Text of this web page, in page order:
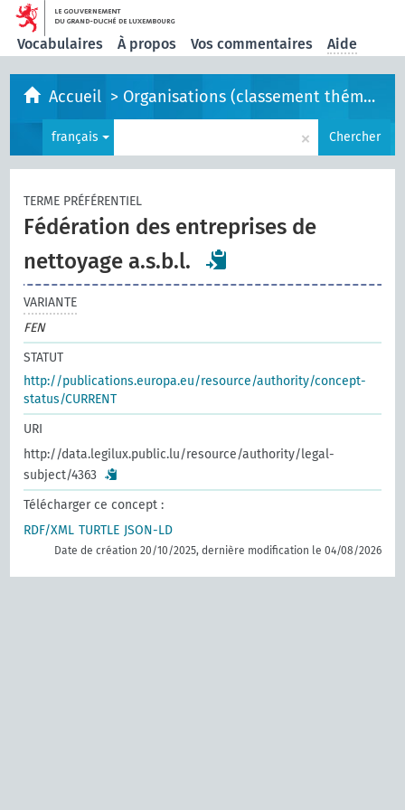
Vocabulaires À propos Vos commentaires Aide
Accueil > Organisations (classement thématique)
français × Chercher
TERME PRÉFÉRENTIEL
Fédération des entreprises de
nettoyage a.s.b.l.
VARIANTE
FEN
STATUT
http://publications.europa.eu/resource/authority/concept-
status/CURRENT
URI
http://data.legilux.public.lu/resource/authority/legal-
subject/4363
Télécharger ce concept :
RDF/XML TURTLE JSON-LD
Date de création 20/10/2025, dernière modification le 04/08/2026